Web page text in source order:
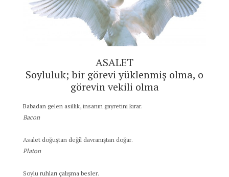
ASALET
Soyluluk; bir görevi yüklenmiş olma, o
görevin vekili olma
Babadan gelen asillik, insanın gayretini kırar.
Bacon
Asalet doğuştan değil davranıştan doğar.
Platon
Soylu ruhları çalışma besler.